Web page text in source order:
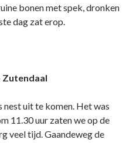
bonen met spek, dronken
dag zat erop.
Zutendaal
uit te komen. Het was
11.30 uur zaten we op de
veel tijd. Gaandeweg de